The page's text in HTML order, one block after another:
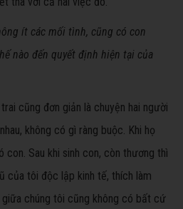
ít các mối tình, cũng có con
nào đến quyết định hiện tại của
cũng đơn giản là chuyện hai người
không có gì ràng buộc. Khi họ
con. Sau khi sinh con, còn thương thì
của tôi độc lập kinh tế, thích làm
giữa chúng tôi cũng không có bất cứ